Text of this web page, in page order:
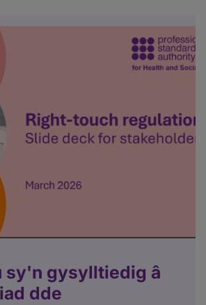
sy'n gysylltiedig â
dde